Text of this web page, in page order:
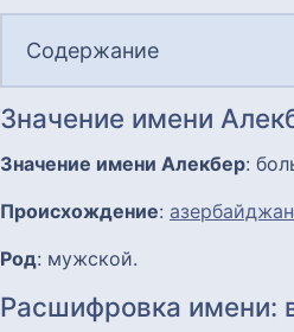
Содержание
Значение имени
Значение имени Алекбер:
Происхождение:
Род: мужской.
Расшифровка имени: